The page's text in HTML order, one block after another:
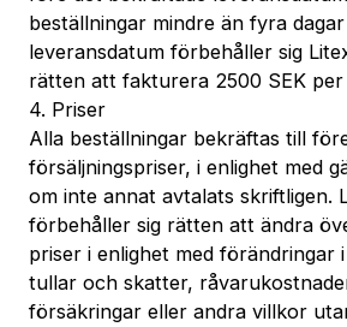
beställningar mindre än fyra
leveransdatum förbehåller sig
rätten att fakturera 2500 SEK per
4. Priser
Alla beställningar bekräftas till
försäljningspriser, i enlighet med
om inte annat avtalats skriftligen.
förbehåller sig rätten att ändra
priser i enlighet med förändringar
tullar och skatter,
försäkringar eller andra villkor